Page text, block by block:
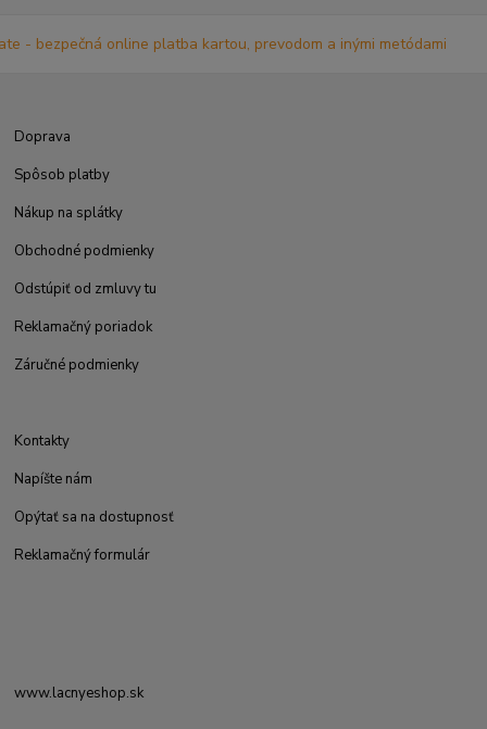
Doprava
Spôsob platby
Nákup na splátky
Obchodné podmienky
Odstúpiť od zmluvy tu
Reklamačný poriadok
Záručné podmienky
Kontakty
Napíšte nám
Opýtať sa na dostupnosť
Reklamačný formulár
www.lacnyeshop.sk